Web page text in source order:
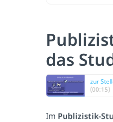
das
zur
(00:15)
Im Publizistik-